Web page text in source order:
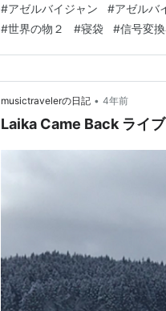
ーで検索したところ、商品があ
て来た商品を載せておきます…
#アゼルバイジャン #アゼルバ
#世界の物２ #寝袋 #信号変
musictravelerの日記 • 4年前
Laika Came Back ライ